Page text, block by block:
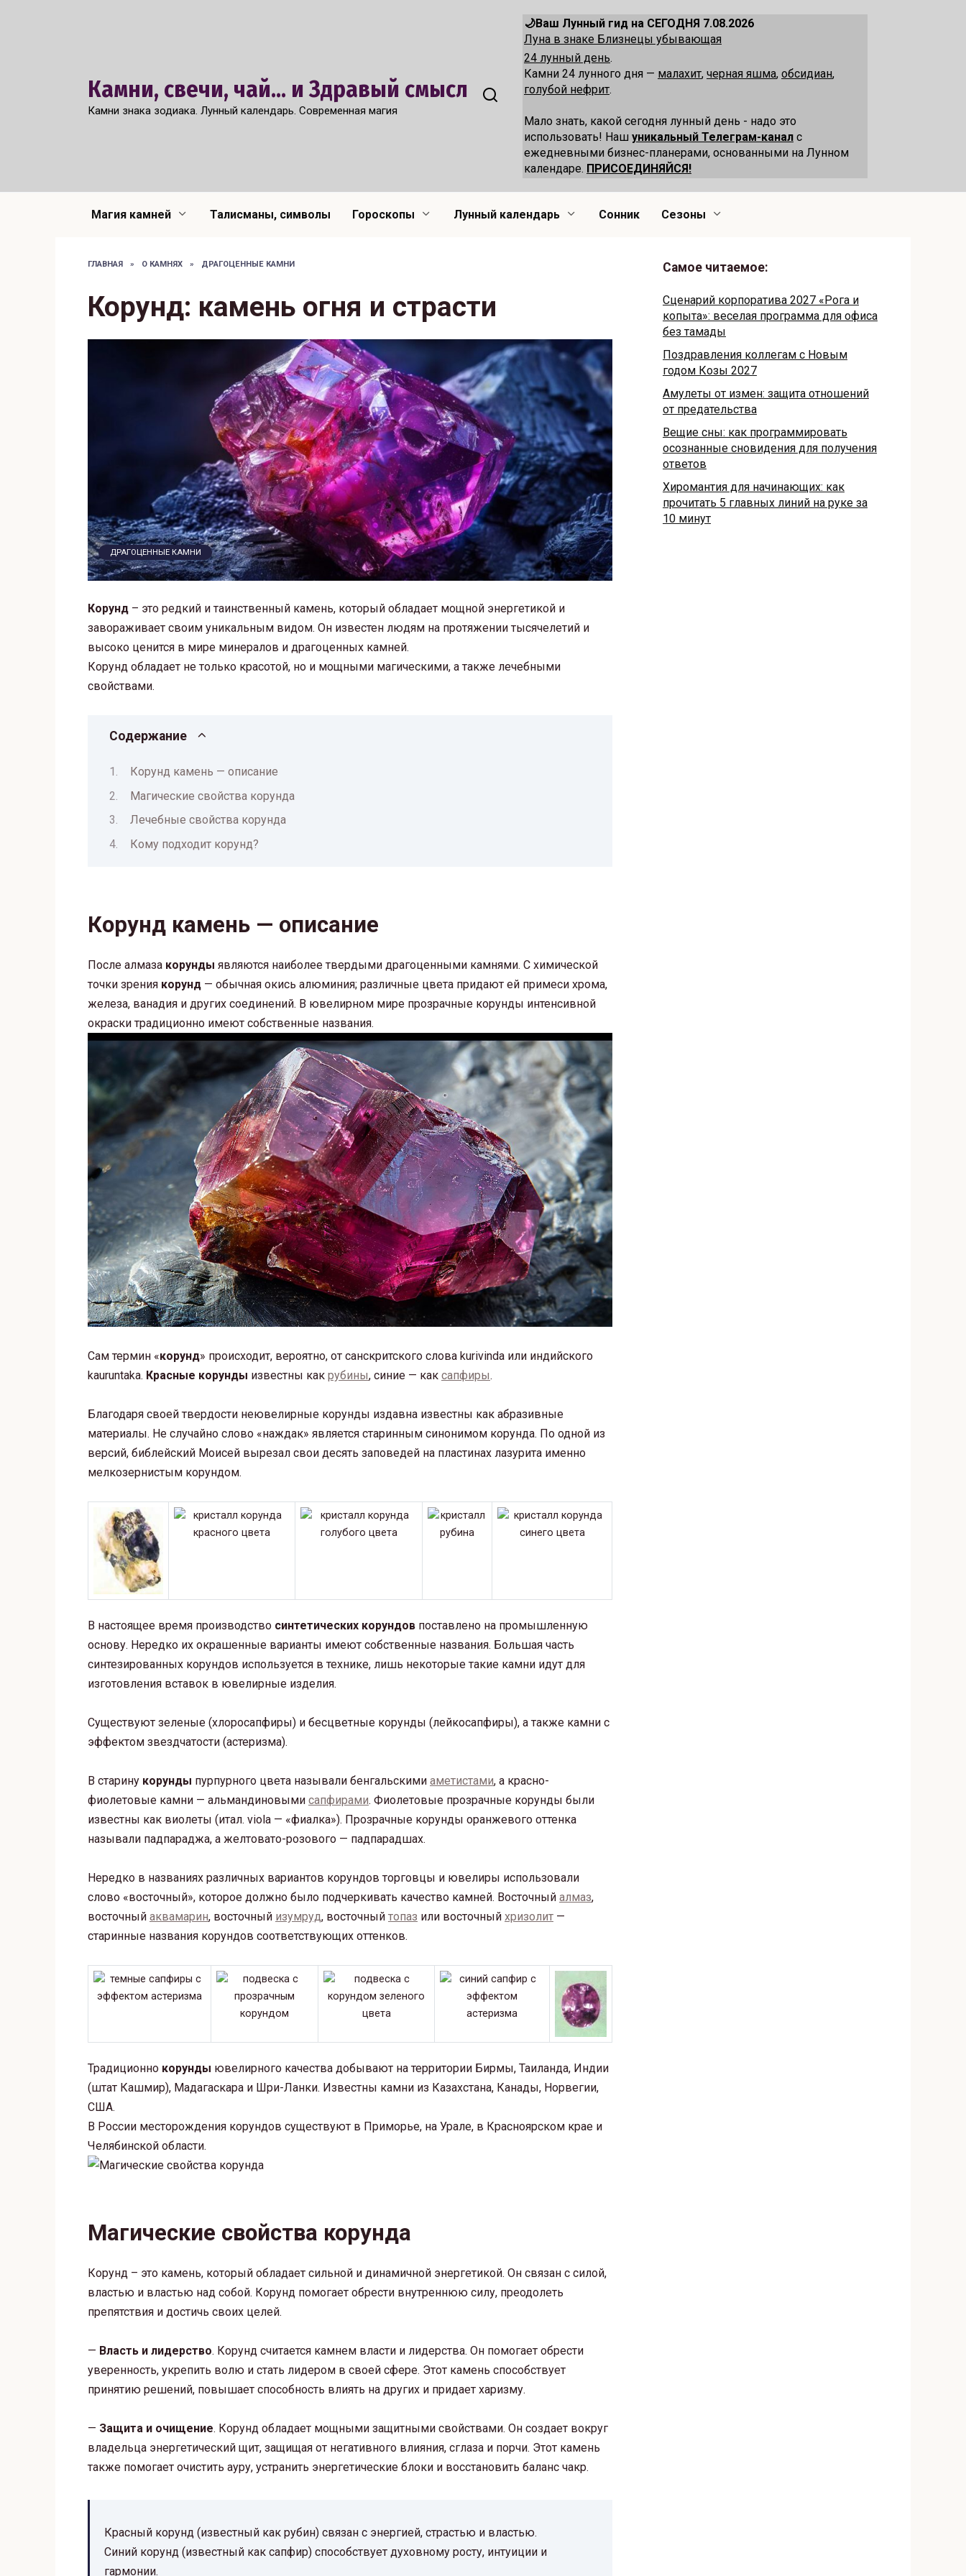
Камни, свечи, чай... и Здравый смысл
Камни знака зодиака. Лунный календарь. Современная магия
🌙Ваш Лунный гид на СЕГОДНЯ 7.08.2026
Луна в знаке Близнецы убывающая
24 лунный день.
Камни 24 лунного дня — малахит, черная яшма, обсидиан,
голубой нефрит.
Мало знать, какой сегодня лунный день - надо это
использовать! Наш уникальный Телеграм-канал с
ежедневными бизнес-планерами, основанными на Лунном
календаре. ПРИСОЕДИНЯЙСЯ!
Магия камней Талисманы, символы Гороскопы Лунный календарь Сонник Сезоны
ГЛАВНАЯ » О КАМНЯХ » ДРАГОЦЕННЫЕ КАМНИ
Корунд: камень огня и страсти
ДРАГОЦЕННЫЕ КАМНИ
Корунд – это редкий и таинственный камень, который обладает мощной энергетикой и
завораживает своим уникальным видом. Он известен людям на протяжении тысячелетий и
высоко ценится в мире минералов и драгоценных камней.
Корунд обладает не только красотой, но и мощными магическими, а также лечебными
свойствами.
Содержание
Корунд камень — описание
Магические свойства корунда
Лечебные свойства корунда
Кому подходит корунд?
Корунд камень — описание
После алмаза корунды являются наиболее твердыми драгоценными камнями. С химической
точки зрения корунд — обычная окись алюминия; различные цвета придают ей примеси хрома,
железа, ванадия и других соединений. В ювелирном мире прозрачные корунды интенсивной
окраски традиционно имеют собственные названия.
Сам термин «корунд» происходит, вероятно, от санскритского слова kurivinda или индийского
kauruntaka. Красные корунды известны как рубины, синие — как сапфиры.
Благодаря своей твердости неювелирные корунды издавна известны как абразивные
материалы. Не случайно слово «наждак» является старинным синонимом корунда. По одной из
версий, библейский Моисей вырезал свои десять заповедей на пластинах лазурита именно
мелкозернистым корундом.
В настоящее время производство синтетических корундов поставлено на промышленную
основу. Нередко их окрашенные варианты имеют собственные названия. Большая часть
синтезированных корундов используется в технике, лишь некоторые такие камни идут для
изготовления вставок в ювелирные изделия.
Существуют зеленые (хлоросапфиры) и бесцветные корунды (лейкосапфиры), а также камни с
эффектом звездчатости (астеризма).
В старину корунды пурпурного цвета называли бенгальскими аметистами, а красно-
фиолетовые камни — альмандиновыми сапфирами. Фиолетовые прозрачные корунды были
известны как виолеты (итал. viola — «фиалка»). Прозрачные корунды оранжевого оттенка
называли падпараджа, а желтовато-розового — падпарадшах.
Нередко в названиях различных вариантов корундов торговцы и ювелиры использовали
слово «восточный», которое должно было подчеркивать качество камней. Восточный алмаз,
восточный аквамарин, восточный изумруд, восточный топаз или восточный хризолит —
старинные названия корундов соответствующих оттенков.
Традиционно корунды ювелирного качества добывают на территории Бирмы, Таиланда, Индии
(штат Кашмир), Мадагаскара и Шри-Ланки. Известны камни из Казахстана, Канады, Норвегии,
США.
В России месторождения корундов существуют в Приморье, на Урале, в Красноярском крае и
Челябинской области.
Магические свойства корунда
Корунд – это камень, который обладает сильной и динамичной энергетикой. Он связан с силой,
властью и властью над собой. Корунд помогает обрести внутреннюю силу, преодолеть
препятствия и достичь своих целей.
— Власть и лидерство. Корунд считается камнем власти и лидерства. Он помогает обрести
уверенность, укрепить волю и стать лидером в своей сфере. Этот камень способствует
принятию решений, повышает способность влиять на других и придает харизму.
— Защита и очищение. Корунд обладает мощными защитными свойствами. Он создает вокруг
владельца энергетический щит, защищая от негативного влияния, сглаза и порчи. Этот камень
также помогает очистить ауру, устранить энергетические блоки и восстановить баланс чакр.
Красный корунд (известный как рубин) связан с энергией, страстью и властью.
Синий корунд (известный как сапфир) способствует духовному росту, интуиции и
гармонии.
Самое читаемое:
Сценарий корпоратива 2027 «Рога и
копыта»: веселая программа для офиса
без тамады
Поздравления коллегам с Новым
годом Козы 2027
Амулеты от измен: защита отношений
от предательства
Вещие сны: как программировать
осознанные сновидения для получения
ответов
Хиромантия для начинающих: как
прочитать 5 главных линий на руке за
10 минут